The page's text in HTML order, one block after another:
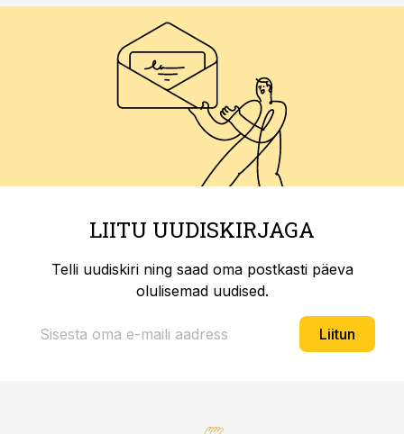
LIITU UUDISKIRJAGA
Telli uudiskiri ning saad oma postkasti päeva
olulisemad uudised.
Liitun